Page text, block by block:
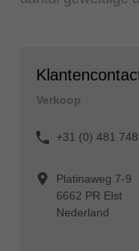
Verkoop
+31 (0) 481
Platinaweg 7-9
6662 PR Elst
Nederland